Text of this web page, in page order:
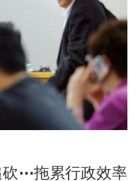
砍⋯拖累行政效率